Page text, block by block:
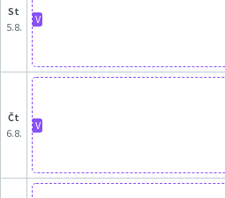
st
5.8.
V
čt
6.8.
V